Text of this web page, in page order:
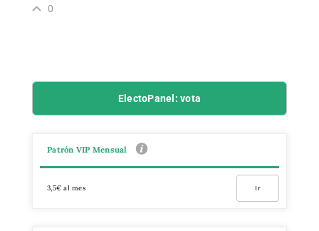
0
ElectoPanel: vota
Patrón VIP Mensual
3,5€ al mes Ir